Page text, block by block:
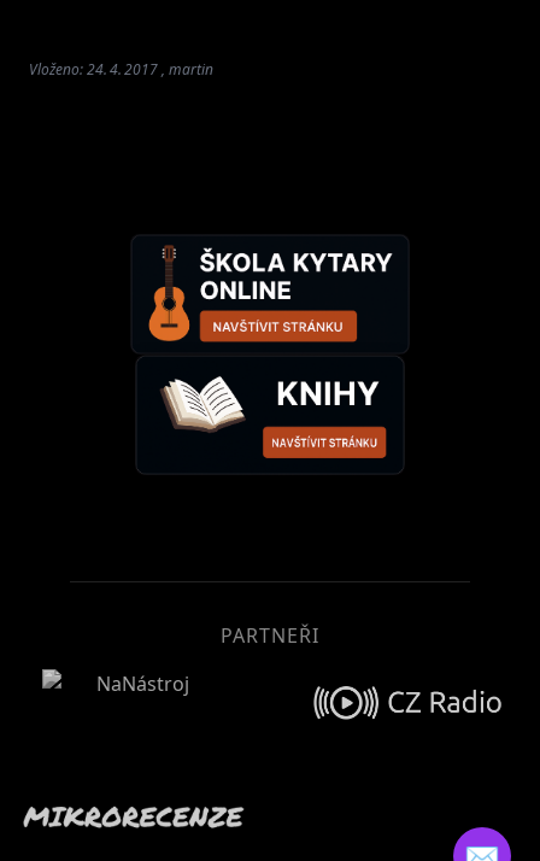
Vloženo: 24. 4. 2017 , martin
PARTNEŘI